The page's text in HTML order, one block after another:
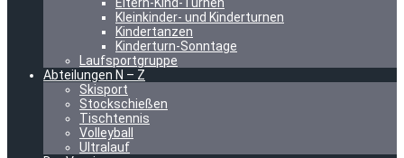
Kleinkinder- und Kinderturnen
Kindertanzen
Kinderturn-Sonntage
Laufsportgruppe
Abteilungen N – Z
Skisport
Stockschießen
Tischtennis
Volleyball
Ultralauf